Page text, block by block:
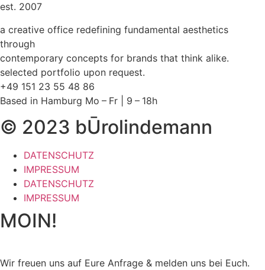
est. 2007
a creative office redefining fundamental aesthetics
through
contemporary concepts for brands that think alike.
selected portfolio upon request.
+49 151 23 55 48 86
Based in Hamburg Mo – Fr | 9 – 18h
© 2023 bŪrolindemann
DATENSCHUTZ
IMPRESSUM
DATENSCHUTZ
IMPRESSUM
MOIN!
Wir freuen uns auf Eure Anfrage & melden uns bei Euch.